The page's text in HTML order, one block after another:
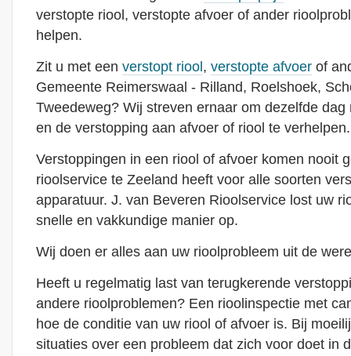
verstopte riool, verstopte afvoer of ander
helpen.
Zit u met een verstopt riool , verstopte afvoer of
Gemeente Reimerswaal - Rilland, Roelshoek,
Tweedeweg? Wij streven ernaar om dezelfde
en de verstopping aan afvoer of riool te verhelpen.
Verstoppingen in een riool of afvoer komen nooit
rioolservice te Zeeland heeft voor alle soorten
apparatuur. J. van Beveren Rioolservice lost uw
snelle en vakkundige manier op.
Wij doen er alles aan uw rioolprobleem uit de
Heeft u regelmatig last van terugkerende
andere rioolproblemen? Een rioolinspectie met
hoe de conditie van uw riool of afvoer is. Bij
situaties over een probleem dat zich voor doet in